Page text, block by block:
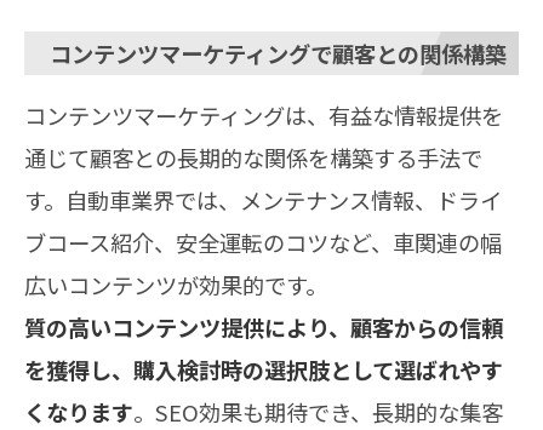
コンテンツマーケティングで顧客との関係構築
コンテンツマーケティングは、有益な情報提供を
通じて顧客との長期的な関係を構築する手法で
す。自動車業界では、メンテナンス情報、ドライ
ブコース紹介、安全運転のコツなど、車関連の幅
広いコンテンツが効果的です。
質の高いコンテンツ提供により、顧客からの信頼
を獲得し、購入検討時の選択肢として選ばれやす
くなります。SEO効果も期待でき、長期的な集客